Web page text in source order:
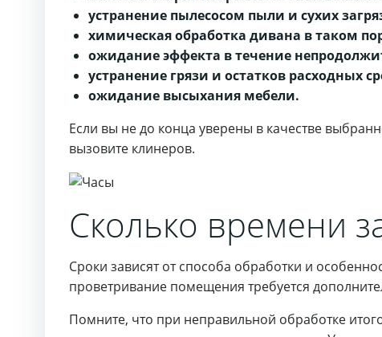
устранение пылесосом пыли и сухих
химическая обработка дивана в таком
ожидание эффекта в течение
устранение грязи и остатков расходных
ожидание высыхания мебели.
Если вы не до конца уверены в качестве
вызовите клинеров.
Сколько времени
Сроки зависят от способа обработки и
проветривание помещения требуется
Помните, что при неправильной обработке